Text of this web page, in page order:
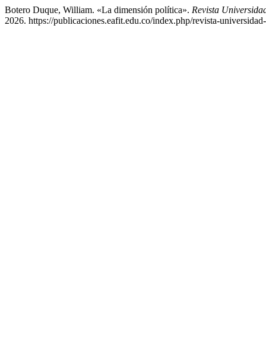
Botero Duque, William. «La dimensión política». Revista
2026. https://publicaciones.eafit.edu.co/index.php/revista-